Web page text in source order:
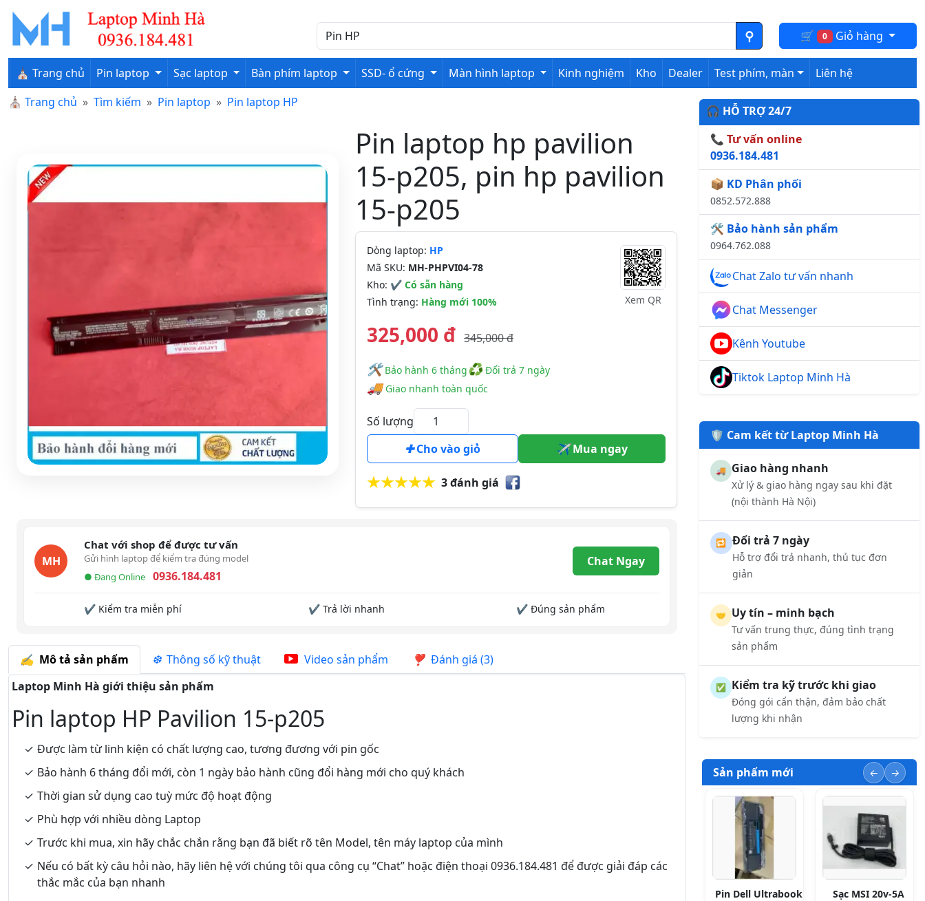
🛒 0 Giỏ hàng
⛪ Trang chủ Pin laptop Sạc laptop Bàn phím laptop SSD- ổ cứng Màn hình laptop Kinh nghiệm Kho Dealer Test phím, màn
Liên hệ
⛪ Trang chủ Tìm kiếm Pin laptop Pin laptop HP
Pin laptop hp pavilion
15-p205, pin hp pavilion
15-p205
Dòng laptop: HP
Mã SKU: MH-PHPVI04-78
Kho: ✔ Có sẵn hàng
Tình trạng: Hàng mới 100% Xem QR
325,000 đ 345,000 đ
🛠️️ Bảo hành 6 tháng♻Đổi trả 7 ngày
🚚Giao nhanh toàn quốc
Số lượng
Cho vào giỏ
Mua ngay
3 đánh giá
MH
Chat với shop để được tư vấn
Gửi hình laptop để kiểm tra đúng model
● Đang Online
0936.184.481
Chat Ngay
✔ Kiểm tra miễn phí ✔ Trả lời nhanh ✔ Đúng sản phẩm
Mô tả sản phẩm Thông số kỹ thuật Video sản phẩm
Đánh giá (3)
Laptop Minh Hà giới thiệu sản phẩm
Pin laptop HP Pavilion 15-p205
Được làm từ linh kiện có chất lượng cao, tương đương với pin gốc
Bảo hành 6 tháng đổi mới, còn 1 ngày bảo hành cũng đổi hàng mới cho quý khách
Thời gian sử dụng cao tuỳ mức độ hoạt động
Phù hợp với nhiều dòng Laptop
Trước khi mua, xin hãy chắc chắn rằng bạn đã biết rõ tên Model, tên máy laptop của mình
Nếu có bất kỳ câu hỏi nào, hãy liên hệ với chúng tôi qua công cụ “Chat” hoặc điện thoại 0936.184.481 để được giải đáp các
thắc mắc của bạn nhanh
🎧 HỖ TRỢ 24/7
📞 Tư vấn online
0936.184.481
📦 KD Phân phối
0852.572.888
🛠️ Bảo hành sản phẩm
0964.762.088
Chat Zalo tư vấn nhanh
Chat Messenger
Kênh Youtube
Tiktok Laptop Minh Hà
🛡️ Cam kết từ Laptop Minh Hà
🚚 Giao hàng nhanh
Xử lý & giao hàng ngay sau khi đặt
(nội thành Hà Nội)
🔁 Đổi trả 7 ngày
Hỗ trợ đổi trả nhanh, thủ tục đơn
giản
🤝 Uy tín – minh bạch
Tư vấn trung thực, đúng tình trạng
sản phẩm
✅ Kiểm tra kỹ trước khi giao
Đóng gói cẩn thận, đảm bảo chất
lượng khi nhận
Sản phẩm mới
Pin Dell Ultrabook
Sạc MSI 20v-5A